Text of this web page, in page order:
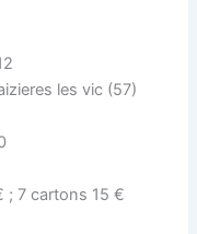
les vic (57)
; 7 cartons 15 €